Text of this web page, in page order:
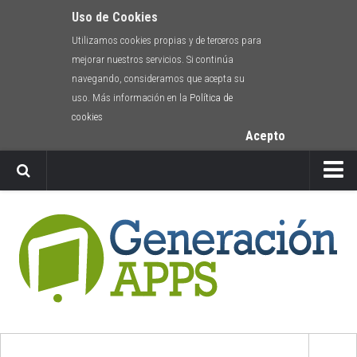
Uso de Cookies
Utilizamos cookies propias y de terceros para
mejorar nuestros servicios. Si continúa
navegando, consideramos que acepta su
uso. Más información en la Política de
cookies
Acepto
Envíanos tu app